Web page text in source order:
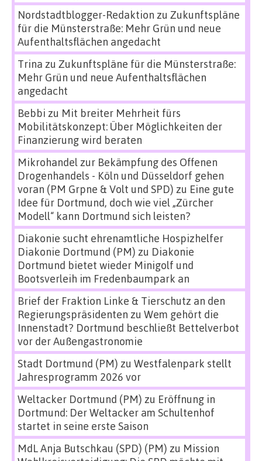
Nordstadtblogger-Redaktion zu Zukunftspläne
für die Münsterstraße: Mehr Grün und neue
Aufenthaltsflächen angedacht
Trina zu Zukunftspläne für die Münsterstraße:
Mehr Grün und neue Aufenthaltsflächen
angedacht
Bebbi zu Mit breiter Mehrheit fürs
Mobilitätskonzept: Über Möglichkeiten der
Finanzierung wird beraten
Mikrohandel zur Bekämpfung des Offenen
Drogenhandels - Köln und Düsseldorf gehen
voran (PM Grpne & Volt und SPD) zu Eine gute
Idee für Dortmund, doch wie viel „Zürcher
Modell“ kann Dortmund sich leisten?
Diakonie sucht ehrenamtliche Hospizhelfer
Diakonie Dortmund (PM) zu Diakonie
Dortmund bietet wieder Minigolf und
Bootsverleih im Fredenbaumpark an
Brief der Fraktion Linke & Tierschutz an den
Regierungspräsidenten zu Wem gehört die
Innenstadt? Dortmund beschließt Bettelverbot
vor der Außengastronomie
Stadt Dortmund (PM) zu Westfalenpark stellt
Jahresprogramm 2026 vor
Weltacker Dortmund (PM) zu Eröffnung in
Dortmund: Der Weltacker am Schultenhof
startet in seine erste Saison
MdL Anja Butschkau (SPD) (PM) zu Mission